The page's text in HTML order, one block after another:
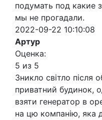
подумать под какие
мы не прогадали.
2022-09-22 10:10:08
Артур
Оценка:
5 из 5
Зникло світло після
приватний будинок,
взяти генератор в
на цю компанію, яка